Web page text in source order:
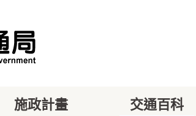
施政計畫 交通百科